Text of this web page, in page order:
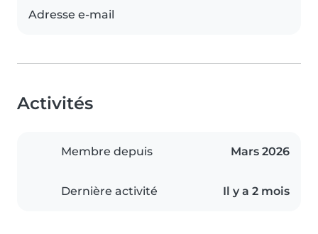
Adresse e-mail
Activités
Membre depuis Mars 2026
Dernière activité Il y a 2 mois